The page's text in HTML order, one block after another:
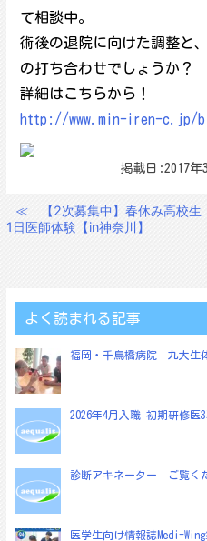
て相談中。
術後の退院に向けた調整と
の打ち合わせでしょうか？
詳細はこちらから！
http://www.min-iren-c.jp/
掲載日:2017年
投
シ
ョ
≪
【2次募集中】春休み高校生
1日医師体験【in神奈川】
よく読まれる記事
福岡・千鳥橋病院｜九大生
2026年4月入職 初期研修医
診断アキネーター ご覧く
医学生向け情報誌Medi-